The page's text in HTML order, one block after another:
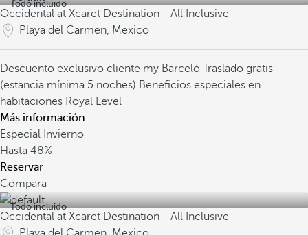
Todo incluido
Occidental at Xcaret Destination - All Inclusive
Playa del Carmen, Mexico
Descuento exclusivo cliente my Barceló Traslado gratis
(estancia mínima 5 noches) Beneficios especiales en
habitaciones Royal Level
Más información
Especial Invierno
Hasta 48%
Reservar
Compara
Todo incluido
Occidental at Xcaret Destination - All Inclusive